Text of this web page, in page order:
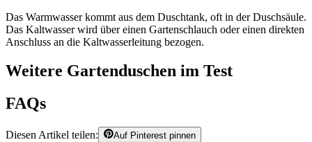
Das Warmwasser kommt aus dem Duschtank, oft in der Duschsäule.
Das Kaltwasser wird über einen Gartenschlauch oder einen direkten
Anschluss an die Kaltwasserleitung bezogen.
Weitere Gartenduschen im Test
FAQs
Diesen Artikel teilen: Auf Pinterest pinnen